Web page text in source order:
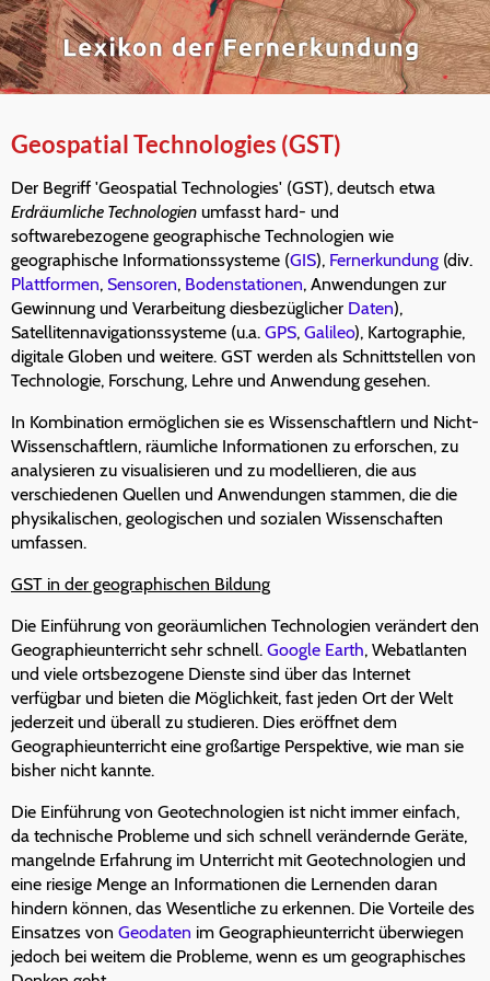
Geospatial Technologies (GST)
Der Begriff 'Geospatial Technologies' (GST), deutsch etwa
Erdräumliche Technologien umfasst hard- und
softwarebezogene geographische Technologien wie
geographische Informationssysteme (GIS), Fernerkundung (div.
Plattformen, Sensoren, Bodenstationen, Anwendungen zur
Gewinnung und Verarbeitung diesbezüglicher Daten),
Satellitennavigationssysteme (u.a. GPS, Galileo), Kartographie,
digitale Globen und weitere. GST werden als Schnittstellen von
Technologie, Forschung, Lehre und Anwendung gesehen.
In Kombination ermöglichen sie es Wissenschaftlern und Nicht-
Wissenschaftlern, räumliche Informationen zu erforschen, zu
analysieren zu visualisieren und zu modellieren, die aus
verschiedenen Quellen und Anwendungen stammen, die die
physikalischen, geologischen und sozialen Wissenschaften
umfassen.
GST in der geographischen Bildung
Die Einführung von georäumlichen Technologien verändert den
Geographieunterricht sehr schnell. Google Earth, Webatlanten
und viele ortsbezogene Dienste sind über das Internet
verfügbar und bieten die Möglichkeit, fast jeden Ort der Welt
jederzeit und überall zu studieren. Dies eröffnet dem
Geographieunterricht eine großartige Perspektive, wie man sie
bisher nicht kannte.
Die Einführung von Geotechnologien ist nicht immer einfach,
da technische Probleme und sich schnell verändernde Geräte,
mangelnde Erfahrung im Unterricht mit Geotechnologien und
eine riesige Menge an Informationen die Lernenden daran
hindern können, das Wesentliche zu erkennen. Die Vorteile des
Einsatzes von Geodaten im Geographieunterricht überwiegen
jedoch bei weitem die Probleme, wenn es um geographisches